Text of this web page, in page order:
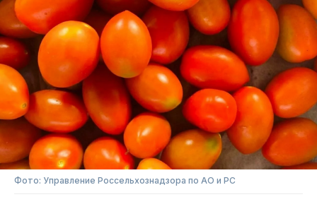
Фото: Управление Россельхознадзора по АО и РС